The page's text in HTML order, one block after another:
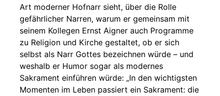
Art moderner Hofnarr sieht, über die Rolle
gefährlicher Narren, warum er gemeinsam mit
seinem Kollegen Ernst Aigner auch Programme
zu Religion und Kirche gestaltet, ob er sich
selbst als Narr Gottes bezeichnen würde – und
weshalb er Humor sogar als modernes
Sakrament einführen würde: „In den wichtigsten
Momenten im Leben passiert ein Sakrament: die